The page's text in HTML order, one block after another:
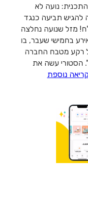
נועה לא
תביעה כנגד
מ-150 אלף ש"ח! מזל שנועה נחלצה
בחמישי שעבר, בו
רקע מטבח החברה
עם הכיתוב "CELEBRATING LOVE". הסטורי עשה את
נוספת